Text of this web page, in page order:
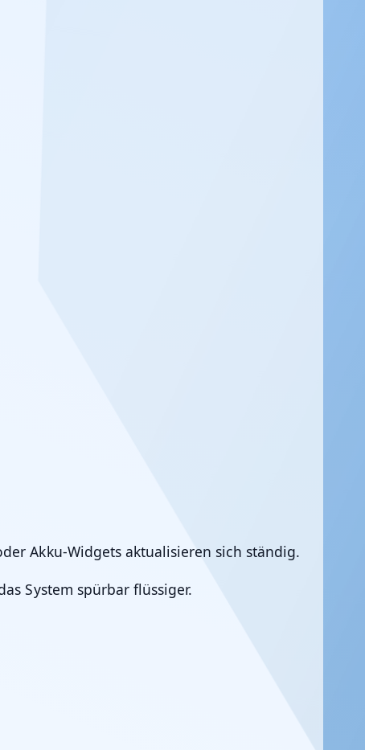
Akku-Widgets aktualisieren sich ständig.
System spürbar flüssiger.